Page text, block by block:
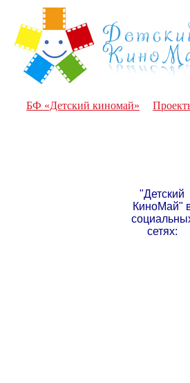
БФ «Детский киномай»
"Детский
КиноМай"
сетях: